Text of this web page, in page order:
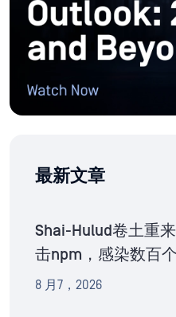
最新文章
Shai-Hulud卷土重
击npm，感染数百
8 月7，2026